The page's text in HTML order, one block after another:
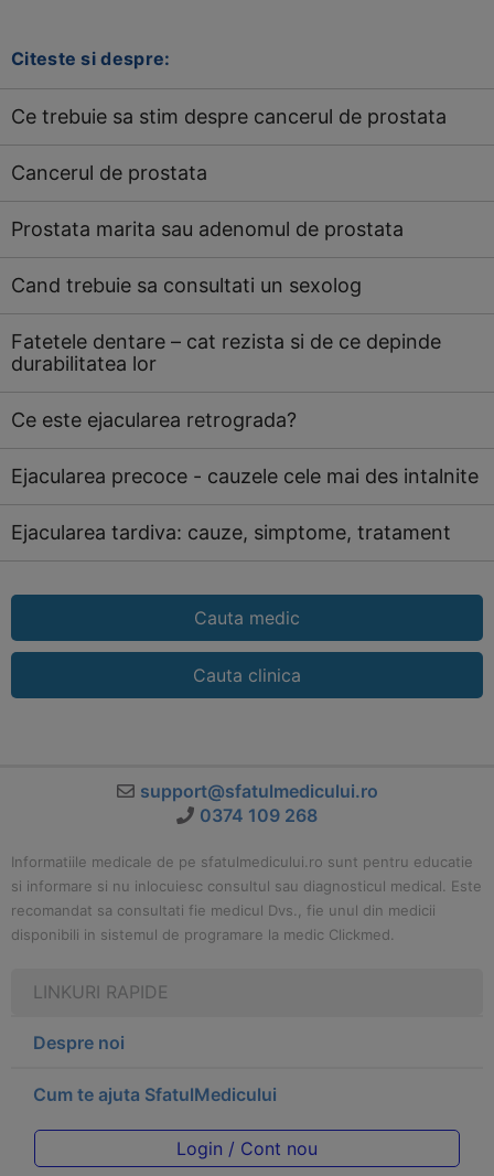
Citeste si despre:
Ce trebuie sa stim despre cancerul de prostata
Cancerul de prostata
Prostata marita sau adenomul de prostata
Cand trebuie sa consultati un sexolog
Fatetele dentare – cat rezista si de ce depinde
durabilitatea lor
Ce este ejacularea retrograda?
Ejacularea precoce - cauzele cele mai des intalnite
Ejacularea tardiva: cauze, simptome, tratament
Cauta medic
Cauta clinica
support@sfatulmedicului.ro
0374 109 268
Informatiile medicale de pe sfatulmedicului.ro sunt pentru educatie
si informare si nu inlocuiesc consultul sau diagnosticul medical. Este
recomandat sa consultati fie medicul Dvs., fie unul din medicii
disponibili in sistemul de programare la medic Clickmed.
LINKURI RAPIDE
Despre noi
Cum te ajuta SfatulMedicului
Login / Cont nou